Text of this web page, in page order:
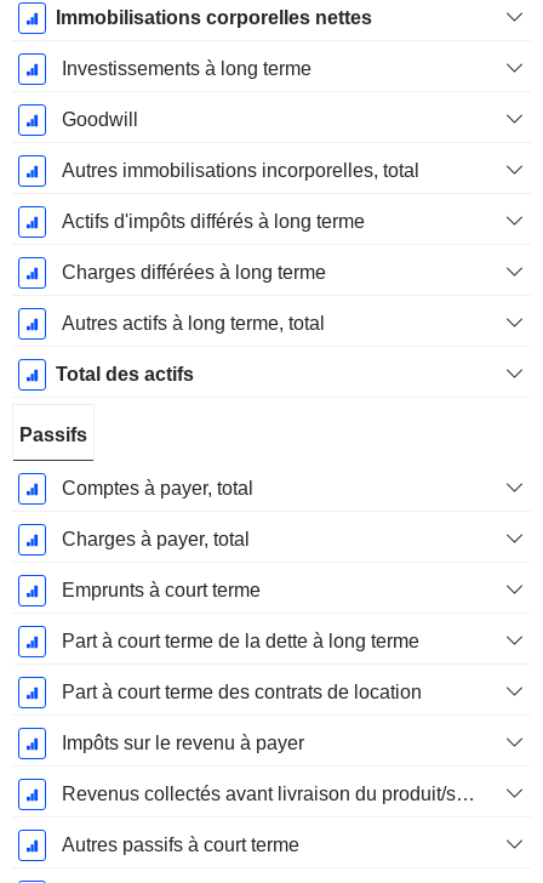
Immobilisations corporelles nettes
Investissements à long terme
Goodwill
Autres immobilisations incorporelles, total
Actifs d'impôts différés à long terme
Charges différées à long terme
Autres actifs à long terme, total
Total des actifs
Passifs
Comptes à payer, total
Charges à payer, total
Emprunts à court terme
Part à court terme de la dette à long terme
Part à court terme des contrats de location
Impôts sur le revenu à payer
Revenus collectés avant livraison du produit/service
Autres passifs à court terme